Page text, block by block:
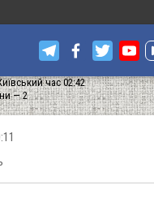
час 02:42
— 2